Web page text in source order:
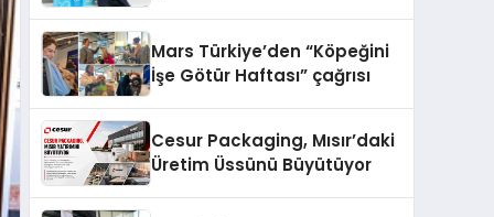
Mars Türkiye’den “Köpeğini
İşe Götür Haftası” çağrısı
Cesur Packaging, Mısır’daki
Üretim Üssünü Büyütüyor